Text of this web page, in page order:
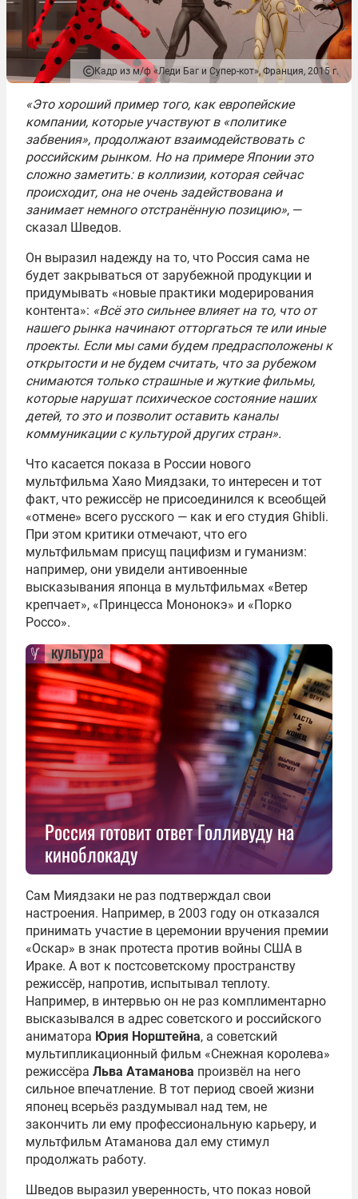
Кадр из м/ф «Леди Баг и Супер-кот», Франция, 2015 г.
«Это хороший пример того, как европейские
компании, которые участвуют в «политике
забвения», продолжают взаимодействовать с
российским рынком. Но на примере Японии это
сложно заметить: в коллизии, которая сейчас
происходит, она не очень задействована и
занимает немного отстранённую позицию», —
сказал Шведов.
Он выразил надежду на то, что Россия сама не
будет закрываться от зарубежной продукции и
придумывать «новые практики модерирования
контента»: «Всё это сильнее влияет на то, что от
нашего рынка начинают отторгаться те или иные
проекты. Если мы сами будем предрасположены к
открытости и не будем считать, что за рубежом
снимаются только страшные и жуткие фильмы,
которые нарушат психическое состояние наших
детей, то это и позволит оставить каналы
коммуникации с культурой других стран».
Что касается показа в России нового
мультфильма Хаяо Миядзаки, то интересен и тот
факт, что режиссёр не присоединился к всеобщей
«отмене» всего русского — как и его студия Ghibli.
При этом критики отмечают, что его
мультфильмам присущ пацифизм и гуманизм:
например, они увидели антивоенные
высказывания японца в мультфильмах «Ветер
крепчает», «Принцесса Мононокэ» и «Порко
Россо».
культура
Россия готовит ответ Голливуду на
киноблокаду
Сам Миядзаки не раз подтверждал свои
настроения. Например, в 2003 году он отказался
принимать участие в церемонии вручения премии
«Оскар» в знак протеста против войны США в
Ираке. А вот к постсоветскому пространству
режиссёр, напротив, испытывал теплоту.
Например, в интервью он не раз комплиментарно
высказывался в адрес советского и российского
аниматора Юрия Норштейна, а советский
мультипликационный фильм «Снежная королева»
режиссёра Льва Атаманова произвёл на него
сильное впечатление. В тот период своей жизни
японец всерьёз раздумывал над тем, не
закончить ли ему профессиональную карьеру, и
мультфильм Атаманова дал ему стимул
продолжать работу.
Шведов выразил уверенность, что показ новой